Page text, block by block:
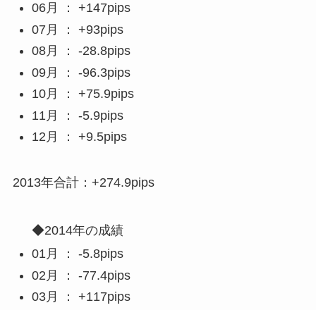
06月 ： +147pips
07月 ： +93pips
08月 ： -28.8pips
09月 ： -96.3pips
10月 ： +75.9pips
11月 ： -5.9pips
12月 ： +9.5pips
2013年合計：+274.9pips
◆2014年の成績
01月 ： -5.8pips
02月 ： -77.4pips
03月 ： +117pips